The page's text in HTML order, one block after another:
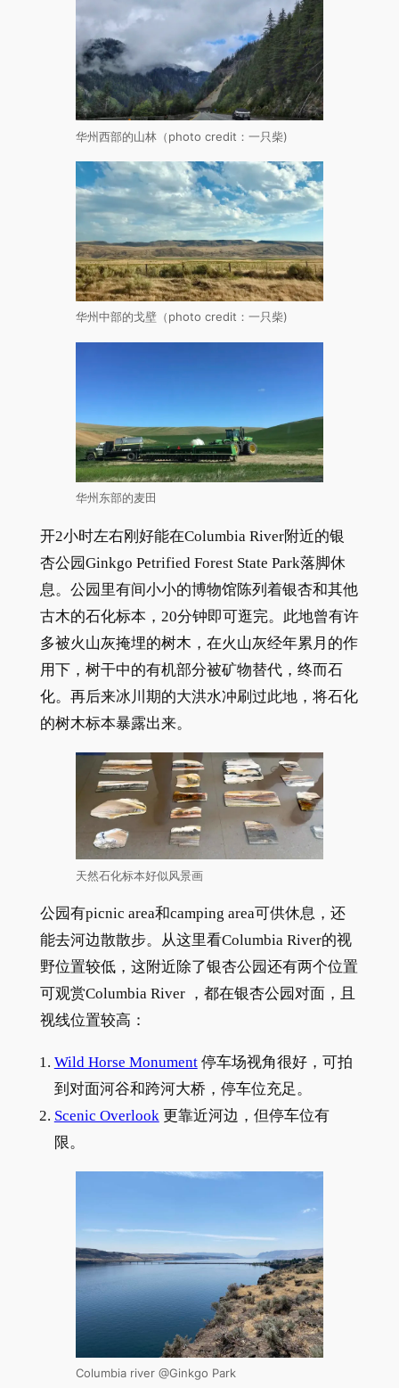
华州西部的山林（photo credit：一只柴)
华州中部的戈壁（photo credit：一只柴)
华州东部的麦田
开2小时左右刚好能在Columbia River附近的银
杏公园Ginkgo Petrified Forest State Park落脚休
息。公园里有间小小的博物馆陈列着银杏和其他
古木的石化标本，20分钟即可逛完。此地曾有许
多被火山灰掩埋的树木，在火山灰经年累月的作
用下，树干中的有机部分被矿物替代，终而石
化。再后来冰川期的大洪水冲刷过此地，将石化
的树木标本暴露出来。
天然石化标本好似风景画
公园有picnic area和camping area可供休息，还
能去河边散散步。从这里看Columbia River的视
野位置较低，这附近除了银杏公园还有两个位置
可观赏Columbia River ，都在银杏公园对面，且
视线位置较高：
Wild Horse Monument停车场视角很好，可拍
到对面河谷和跨河大桥，停车位充足。
Scenic Overlook更靠近河边，但停车位有
限。
Columbia river @Ginkgo Park